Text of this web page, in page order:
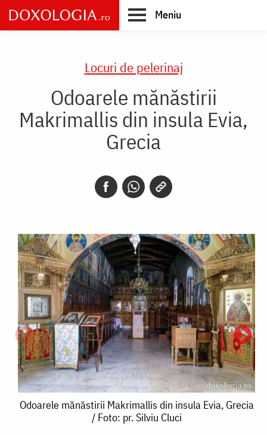
Skip
to
main
Meniu
Locuri de pelerinaj
Odoarele mănăstirii
Makrimallis din insula Evia,
Grecia
Odoarele
Odoarele mănăstirii Makrimallis din insula Evia, Grecia
/ Foto: pr. Silviu Cluci